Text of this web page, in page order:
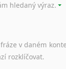
hledaný výraz.
fráze v daném
rozklíčovat.